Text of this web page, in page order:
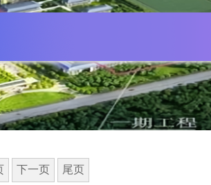
下一页 尾页